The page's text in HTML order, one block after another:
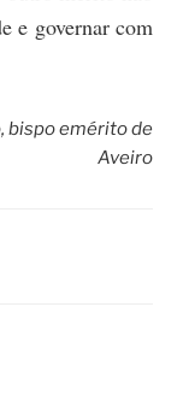
e governar com
bispo emérito de
Aveiro